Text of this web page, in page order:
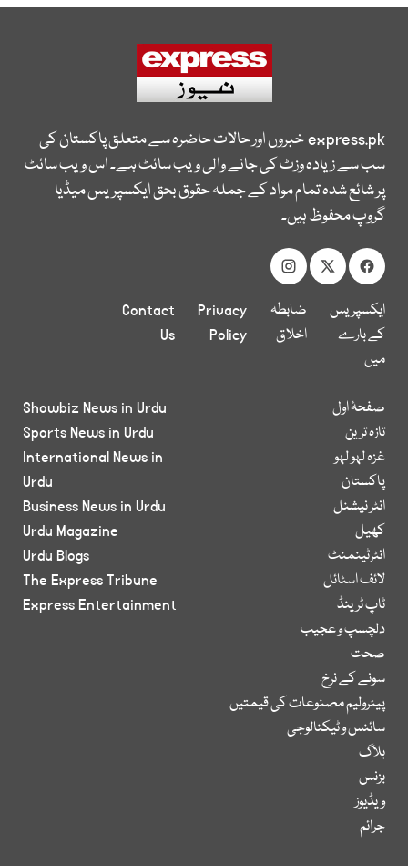
express.pkخبروں اور حالات حاضرہ سے متعلق پاکستان کی
سب سے زیادہ وزٹ کی جانے والی ویب سائٹ ہے۔ اس ویب سائٹ
پر شائع شدہ تمام مواد کے جملہ حقوق بحق ایکسپریس میڈیا
گروپ محفوظ ہیں۔
ایکسپریس
کے بارے
میں
ضابطہ
اخلاق
Privacy
Policy
Contact
Us
صفحۂ اول
تازہ ترین
غزہ لہو لہو
پاکستان
انٹر نیشنل
کھیل
انٹرٹینمنٹ
لائف اسٹائل
ٹاپ ٹرینڈ
دلچسپ و عجیب
صحت
سونے کے نرخ
پیٹرولیم مصنوعات کی قیمتیں
سائنس و ٹیکنالوجی
بلاگ
بزنس
ویڈیوز
جرائم
Showbiz News in Urdu
Sports News in Urdu
International News in
Urdu
Business News in Urdu
Urdu Magazine
Urdu Blogs
The Express Tribune
Express Entertainment